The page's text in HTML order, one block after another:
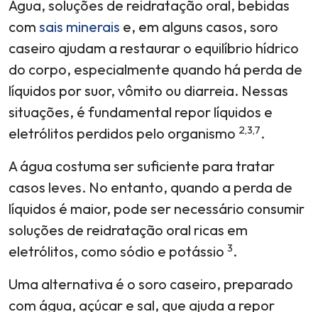
Água, soluções de reidratação oral, bebidas
com sais minerais e, em alguns casos, soro
caseiro ajudam a restaurar o equilíbrio hídrico
do corpo, especialmente quando há perda de
líquidos por suor, vômito ou diarreia. Nessas
situações, é fundamental repor líquidos e
eletrólitos perdidos pelo organismo 2,3,7.
A água costuma ser suficiente para tratar
casos leves. No entanto, quando a perda de
líquidos é maior, pode ser necessário consumir
soluções de reidratação oral ricas em
eletrólitos, como sódio e potássio 3.
Uma alternativa é o soro caseiro, preparado
com água, açúcar e sal, que ajuda a repor